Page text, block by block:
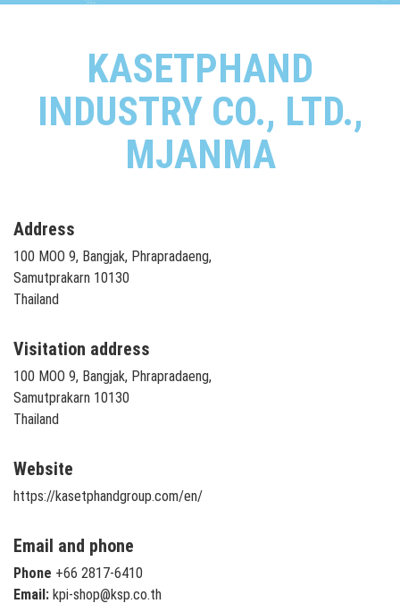
KASETPHAND
INDUSTRY CO., LTD.,
MJANMA
Address
100 MOO 9, Bangjak, Phrapradaeng,
Samutprakarn 10130
Thailand
Visitation address
100 MOO 9, Bangjak, Phrapradaeng,
Samutprakarn 10130
Thailand
Website
https://kasetphandgroup.com/en/
Email and phone
Phone +66 2817-6410
Email: kpi-shop@ksp.co.th